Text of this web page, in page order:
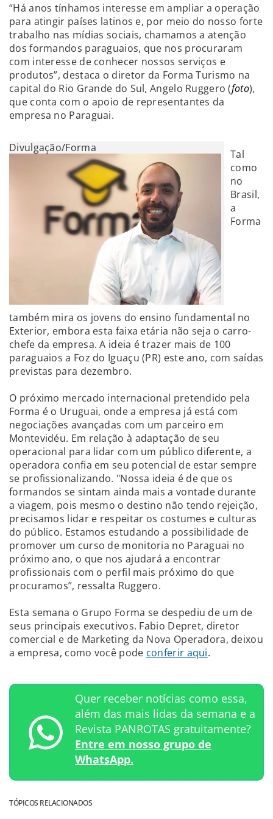
“Há anos tínhamos interesse em ampliar a operação
para atingir países latinos e, por meio do nosso forte
trabalho nas mídias sociais, chamamos a atenção
dos formandos paraguaios, que nos procuraram
com interesse de conhecer nossos serviços e
produtos”, destaca o diretor da Forma Turismo na
capital do Rio Grande do Sul, Angelo Ruggero (foto),
que conta com o apoio de representantes da
empresa no Paraguai.
Divulgação/Forma
Tal
como
no
Brasil,
a
Forma
também mira os jovens do ensino fundamental no
Exterior, embora esta faixa etária não seja o carro-
chefe da empresa. A ideia é trazer mais de 100
paraguaios a Foz do Iguaçu (PR) este ano, com saídas
previstas para dezembro.
O próximo mercado internacional pretendido pela
Forma é o Uruguai, onde a empresa já está com
negociações avançadas com um parceiro em
Montevidéu. Em relação à adaptação de seu
operacional para lidar com um público diferente, a
operadora confia em seu potencial de estar sempre
se profissionalizando. "Nossa ideia é de que os
formandos se sintam ainda mais a vontade durante
a viagem, pois mesmo o destino não tendo rejeição,
precisamos lidar e respeitar os costumes e culturas
do público. Estamos estudando a possibilidade de
promover um curso de monitoria no Paraguai no
próximo ano, o que nos ajudará a encontrar
profissionais com o perfil mais próximo do que
procuramos”, ressalta Ruggero.
Esta semana o Grupo Forma se despediu de um de
seus principais executivos. Fabio Depret, diretor
comercial e de Marketing da Nova Operadora, deixou
a empresa, como você pode conferir aqui.
Quer receber notícias como essa,
além das mais lidas da semana e a
Revista PANROTAS gratuitamente?
Entre em nosso grupo de
WhatsApp.
TÓPICOS RELACIONADOS